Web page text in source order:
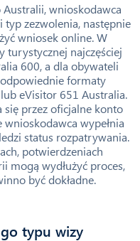
wnioskodawca
zezwolenia, następnie
wniosek online. W
turystycznej najczęściej
600, a dla obywateli
formaty
eVisitor 651 Australia.
się przez oficjalne konto
wypełnia
status rozpatrywania.
potwierdzeniach
mogą wydłużyć proces,
być dokładne.
typu wizy